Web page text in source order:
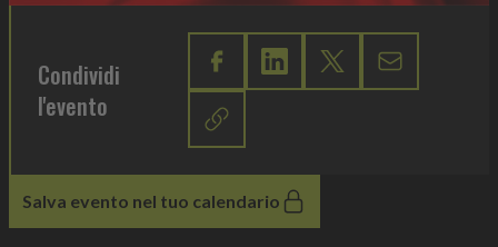
Condividi
l'evento
Salva evento nel tuo calendario